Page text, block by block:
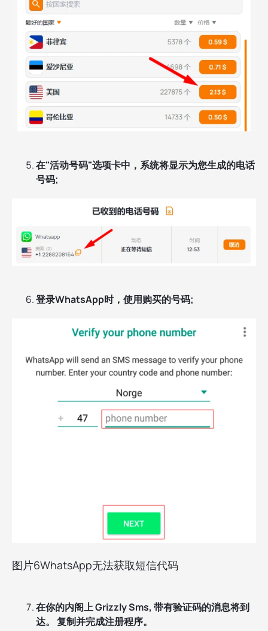
在"活动号码"选项卡中，系统将显示为您生成的电话
号码;
登录WhatsApp时，使用购买的号码;
图片6WhatsApp无法获取短信代码
在你的内阁上 Grizzly Sms, 带有验证码的消息将到
达。 复制并完成注册程序。